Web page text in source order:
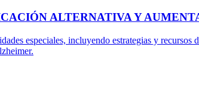
ALTERNATIVA Y
especiales, incluyendo estrategias y